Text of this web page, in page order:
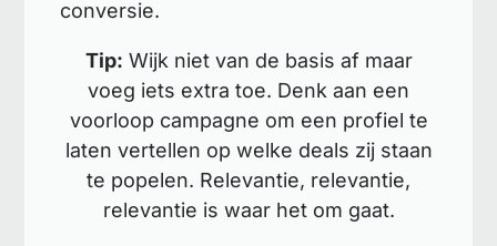
conversie.
Tip: Wijk niet van de basis af maar
voeg iets extra toe. Denk aan een
voorloop campagne om een profiel te
laten vertellen op welke deals zij staan
te popelen. Relevantie, relevantie,
relevantie is waar het om gaat.